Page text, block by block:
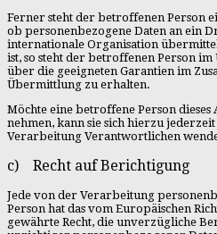
Ferner steht der betroffenen Person
ob personenbezogene Daten an ein
internationale Organisation
ist, so steht der betroffenen Person
über die geeigneten Garantien im
Übermittlung zu erhalten.
Möchte eine betroffene Person
nehmen, kann sie sich hierzu
Verarbeitung Verantwortlichen
c) Recht auf Berichtigung
Jede von der Verarbeitung
Person hat das vom Europäischen
gewährte Recht, die unverzügliche